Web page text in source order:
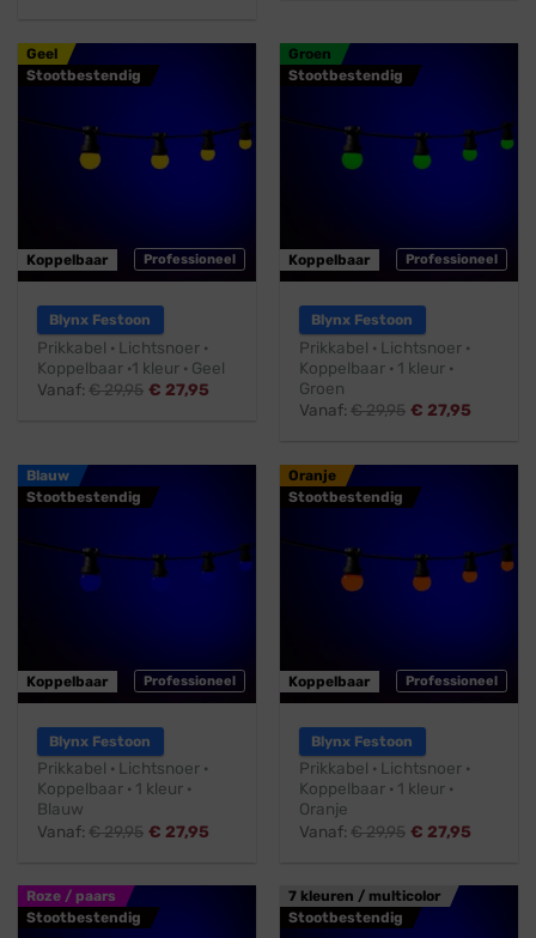
Geel
Stootbestendig
Professioneel
Koppelbaar
Blynx Festoon
Prikkabel · Lichtsnoer ·
Koppelbaar ·1 kleur · Geel
Vanaf:€29,95 € 27,95
Groen
Stootbestendig
Professioneel
Koppelbaar
Blynx Festoon
Prikkabel · Lichtsnoer ·
Koppelbaar · 1 kleur ·
Groen
Vanaf:€29,95 € 27,95
Blauw
Stootbestendig
Professioneel
Koppelbaar
Blynx Festoon
Prikkabel · Lichtsnoer ·
Koppelbaar · 1 kleur ·
Blauw
Vanaf:€29,95 € 27,95
Oranje
Stootbestendig
Professioneel
Koppelbaar
Blynx Festoon
Prikkabel · Lichtsnoer ·
Koppelbaar · 1 kleur ·
Oranje
Vanaf:€29,95 € 27,95
Roze / paars
Stootbestendig
7 kleuren / multicolor
Stootbestendig